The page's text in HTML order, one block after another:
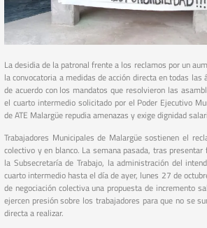
La desidia de la patronal frente a los reclamos por un
la convocatoria a medidas de acción directa en todas las
de acuerdo con los mandatos que resolvieron las
el cuarto intermedio solicitado por el Poder Ejecutivo
de ATE Malargüe repudia amenazas y exige dignidad
Trabajadores Municipales de Malargüe sostienen el
colectivo y en blanco. La semana pasada, tras
la Subsecretaría de Trabajo, la administración del
cuarto intermedio hasta el día de ayer, lunes 27 de
de negociación colectiva una propuesta de incremento
ejercen presión sobre los trabajadores para que no se
directa a realizar.